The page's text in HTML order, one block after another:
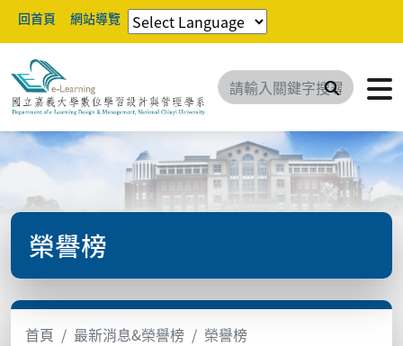
回首頁 網站導覽
搜尋
榮譽榜
首頁 最新消息&榮譽榜 榮譽榜